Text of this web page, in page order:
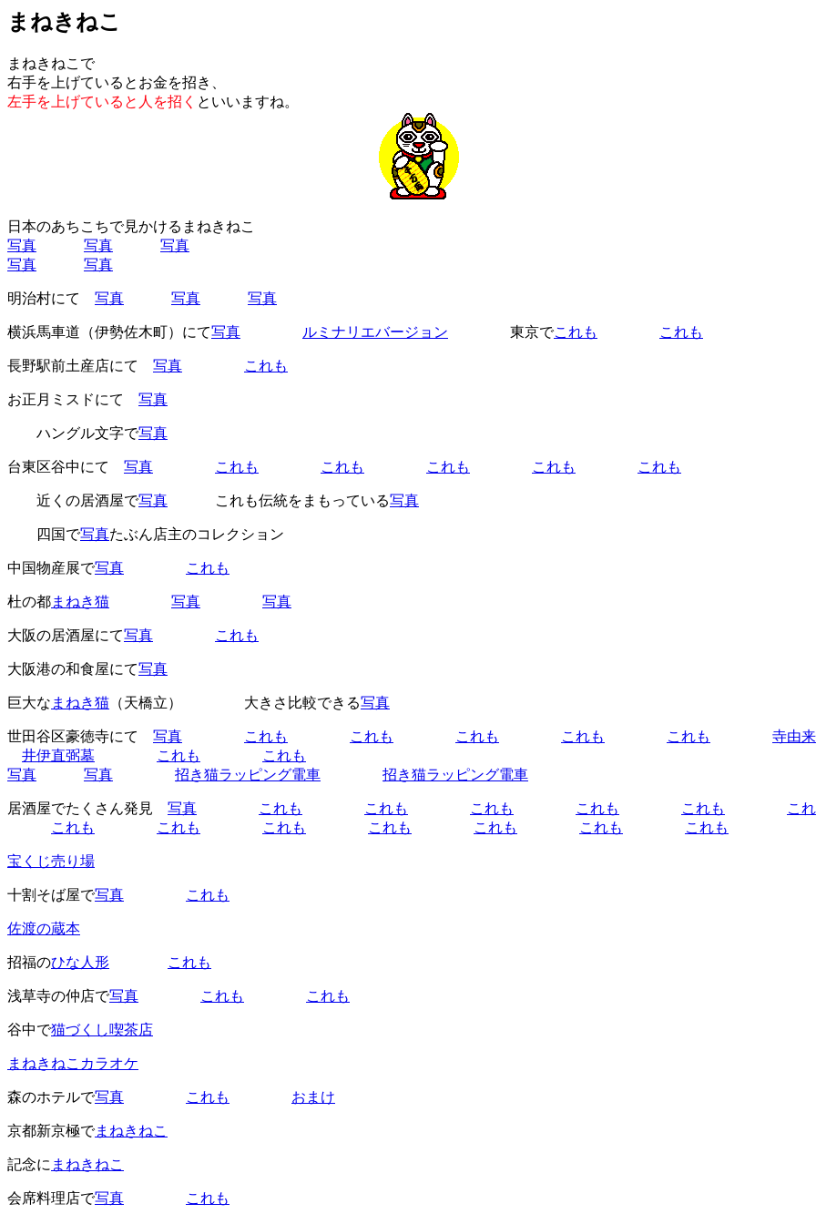
まねきねこ
まねきねこで
右手を上げているとお金を招き、
左手を上げていると人を招く といいますね。
日本のあちこちで見かけるまねきねこ
写真
写真
写真
写真
写真
明治村にて 写真 写真 写真
横浜馬車道（伊勢佐木町）にて写真 ルミナリエバージョン 東京でこれも これも
長野駅前土産店にて 写真 これも
お正月ミスドにて 写真
ハングル文字で写真
台東区谷中にて 写真 これも これも これも これも これも
近くの居酒屋で写真 これも伝統をまもっている写真
四国で写真たぶん店主のコレクション
中国物産展で写真 これも
杜の都まねき猫 写真 写真
大阪の居酒屋にて写真 これも
大阪港の和食屋にて写真
巨大な まねき猫 （天橋立） 大きさ比較できる写真
世田谷区豪徳寺にて 写真 これも これも これも これも これも
寺由来
井伊直弼墓
これも
これも
写真
写真 招き猫ラッピング電車 招き猫ラッピング電車
居酒屋でたくさん発見 写真 これも これも これも これも これも こ
これも
これも これも これも これも これも これも
宝くじ売り場
十割そば屋で写真 これも
佐渡の蔵本
招福のひな人形 これも
浅草寺の仲店で写真 これも これも
谷中で猫づくし喫茶店
まねきねこカラオケ
森のホテルで写真 これも おまけ
京都新京極でまねきねこ
記念に まねきねこ
会席料理店で写真 これも